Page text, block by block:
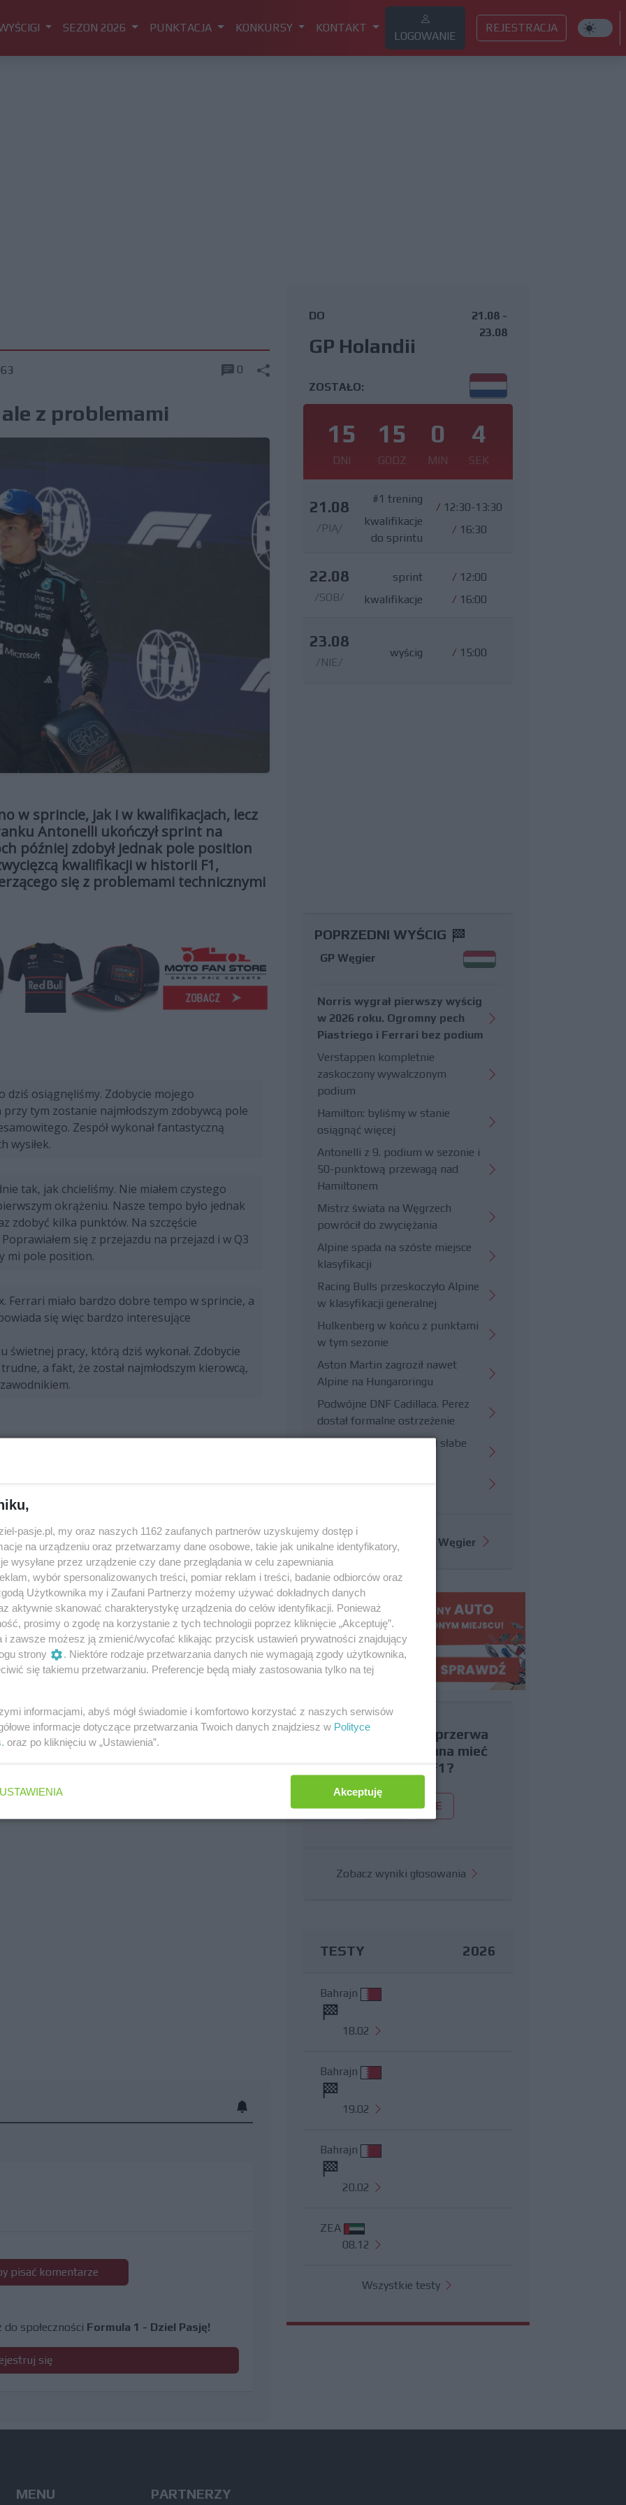
SEZON 2026 PUNKTACJA KONKURSY KONTAKT
LOGOWANIE
REJESTRACJA
0
z problemami
w sprincie, jak i w kwalifikacjach, lecz
Antonelli ukończył sprint na
później zdobył jednak pole position
kwalifikacji w historii F1,
się z problemami technicznymi
dziś osiągnęliśmy. Zdobycie mojego
tym zostanie najmłodszym zdobywcą pole
Zespół wykonał fantastyczną
wysiłek.
tak, jak chcieliśmy. Nie miałem czystego
okrążeniu. Nasze tempo było jednak
zdobyć kilka punktów. Na szczęście
się z przejazdu na przejazd i w Q3
mi pole position.
Ferrari miało bardzo dobre tempo w sprincie, a
się więc bardzo interesujące
świetnej pracy, którą dziś wykonał. Zdobycie
a fakt, że został najmłodszym kierowcą,
Pod koniec Q2 mieliśmy problem z
na nowe tuż przed rozpoczęciem Q3. Gdy
coś wydawało się nie tak i musiałem wrócić do
zdołał ponownie wypuścić mnie na tor i
maksimum z samochodu.
wynik i nie mogliśmy zrobić nic lepszego niż
Jutro najważniejsze będzie to aby dobrze
widzieliśmy, jak mocne było Ferrari.
więc będziemy musieli być w najlepszej formie.
walczyć o zwycięstwo, ale wszystko
niedzielę."
,sprint,2026
pisać komentarze
do społeczności Formula 1 - Dziel Pasję!
się
DO
GP Holandii
21.08 -
23.08
ZOSTAŁO:
15
DNI
15
GODZ
0
MIN
3
SEK
21.08
/PIĄ/
#1 trening
kwalifikacje
do sprintu
/ 12:30-13:30
/ 16:30
22.08
/SOB/
sprint
kwalifikacje
/ 12:00
/ 16:00
23.08
/NIE/
wyścig / 15:00
POPRZEDNI WYŚCIG
GP Węgier
Norris wygrał pierwszy wyścig
w 2026 roku. Ogromny pech
Piastriego i Ferrari bez podium
Verstappen kompletnie
zaskoczony wywalczonym
podium
Hamilton: byliśmy w stanie
osiągnąć więcej
Antonelli z 9. podium w sezonie i
50-punktową przewagą nad
Hamiltonem
Mistrz świata na Węgrzech
powrócił do zwyciężania
Alpine spada na szóste miejsce
klasyfikacji
Racing Bulls przeskoczyło Alpine
w klasyfikacji generalnej
Hulkenberg w końcu z punktami
w tym sezonie
Aston Martin zagroził nawet
Alpine na Hungaroringu
Podwójne DNF Cadillaca. Perez
dostał formalne ostrzeżenie
Hungaroring potwierdził słabe
Więcej informacji o GP Węgier
Czy uważasz, że przerwa
wakacyjna powinna mieć
miejsce w F1?
TAK NIE
Zobacz wyniki głosowania
TESTY 2026
Bahrajn
18.02
Bahrajn
19.02
Bahrajn
20.02
ZEA
08.12
Wszystkie testy
MENU PARTNERZY
pasje.pl, my oraz naszych 1162 zaufanych partnerów uzyskujemy dostęp i
na urządzeniu oraz przetwarzamy dane osobowe, takie jak unikalne identyfikatory,
wysyłane przez urządzenie czy dane przeglądania w celu zapewniania
wybór spersonalizowanych treści, pomiar reklam i treści, badanie odbiorców oraz
Użytkownika my i Zaufani Partnerzy możemy używać dokładnych danych
aktywnie skanować charakterystykę urządzenia do celów identyfikacji. Ponieważ
prosimy o zgodę na korzystanie z tych technologii poprzez kliknięcie „Akceptuję”.
i zawsze możesz ją zmienić/wycofać klikając przycisk ustawień prywatności znajdujący
strony
. Niektóre rodzaje przetwarzania danych nie wymagają zgody użytkownika,
się takiemu przetwarzaniu. Preferencje będą miały zastosowania tylko na tej
informacjami, abyś mógł świadomie i komfortowo korzystać z naszych serwisów
informacje dotyczące przetwarzania Twoich danych znajdziesz w Polityce
. oraz po kliknięciu w „Ustawienia”.
USTAWIENIA Akceptuję